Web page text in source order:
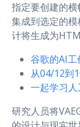
指定要创建的
集成到选定的
计将生成为
谷歌的AI工
从04/12到
一起学习
研究人员将